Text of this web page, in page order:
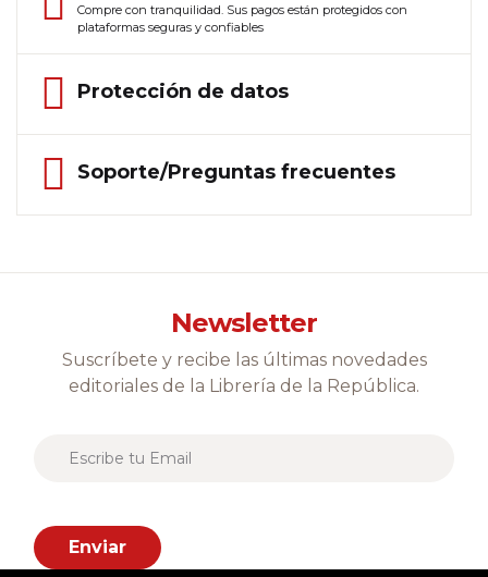
Compre con tranquilidad. Sus pagos están protegidos con
plataformas seguras y confiables
Protección de datos
Soporte/Preguntas frecuentes
Newsletter
Suscríbete y recibe las últimas novedades
editoriales de la Librería de la República.
*
Enviar